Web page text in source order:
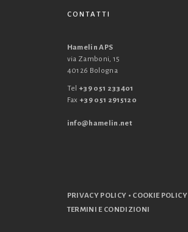
CONTATTI
Hamelin APS
via Zamboni, 15
40126 Bologna
Tel +39 051 233401
Fax +39 051 2915120
info@hamelin.net
PRIVACY POLICY • COOKIE POLICY
TERMINI E CONDIZIONI